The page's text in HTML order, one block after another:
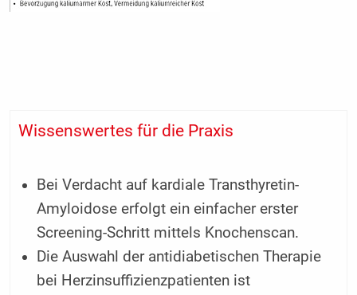
Wissenswertes für die Praxis
Bei Verdacht auf kardiale Transthyretin-
Amyloidose erfolgt ein einfacher erster
Screening-Schritt mittels Knochenscan.
Die Auswahl der antidiabetischen Therapie
bei Herzinsuffizienzpatienten ist